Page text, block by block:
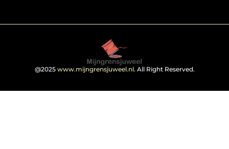
@2025 www.mijngrensjuweel.nl. All Right Reserved.